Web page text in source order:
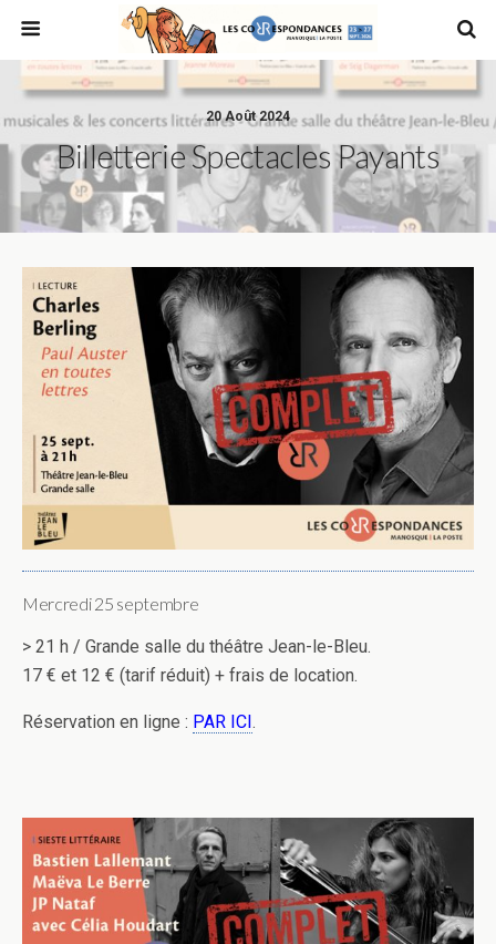
20 Août 2024
Billetterie Spectacles Payants
Mercredi 25 septembre
> 21 h / Grande salle du théâtre Jean-le-Bleu.
17 € et 12 € (tarif réduit) + frais de location.
Réservation en ligne : PAR ICI.